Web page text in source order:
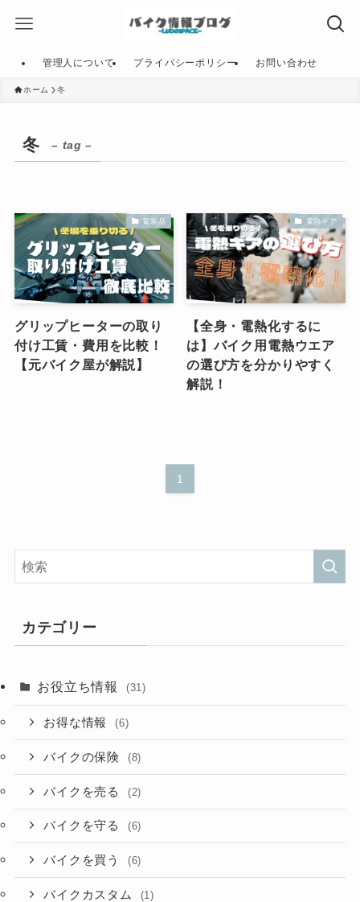
管理人について プライバシーポリシー お問い合わせ
ホーム 冬
冬 – tag –
電装品
グリップヒーターの取り
付け工賃・費用を比較！
【元バイク屋が解説】
電熱ギア
【全身・電熱化するに
は】バイク用電熱ウエア
の選び方を分かりやすく
解説！
1
カテゴリー
お役立ち情報 (31)
お得な情報 (6)
バイクの保険 (8)
バイクを売る (2)
バイクを守る (6)
バイクを買う (6)
バイクカスタム (1)